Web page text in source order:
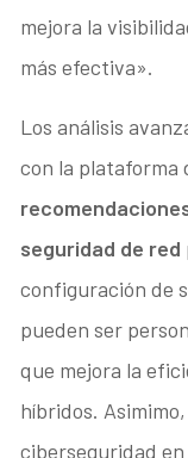
mejora la
más efectiva».
Los análisis
con la plataforma
seguridad de red
configuración de
pueden ser
que mejora la
híbridos.
ciberseguridad